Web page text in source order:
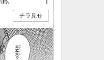
チラ見せ